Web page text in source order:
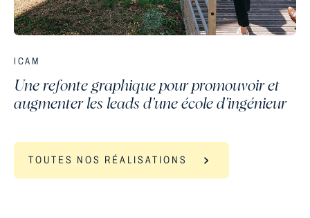
ICAM
Une refonte graphique pour promouvoir et
augmenter les leads d’une école d’ingénieur
TOUTES NOS RÉALISATIONS